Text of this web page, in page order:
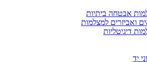
אבטחה ביתיות
ואביזרים למצלמות
דיגיטליות
יד